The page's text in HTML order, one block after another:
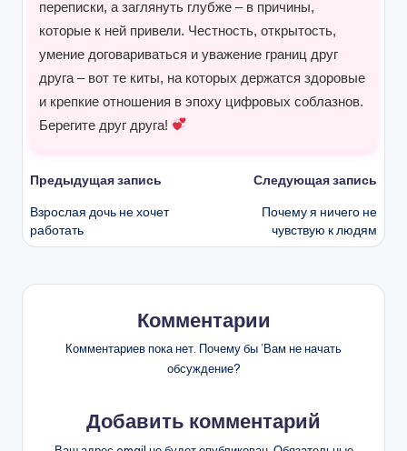
переписки, а заглянуть глубже – в причины,
которые к ней привели. Честность, открытость,
умение договариваться и уважение границ друг
друга – вот те киты, на которых держатся здоровые
и крепкие отношения в эпоху цифровых соблазнов.
Берегите друг друга!
Навигация
записи
Предыдущая запись
Взрослая дочь не хочет
работать
Следующая запись
Почему я ничего не
чувствую к людям
Комментарии
Комментариев пока нет. Почему бы ’Вам не начать
обсуждение?
Добавить комментарий